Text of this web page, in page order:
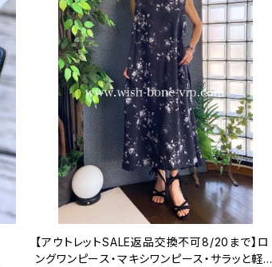
【アウトレットSALE返品交換不可8/20まで】ロ
ングワンピース・マキシワンピース・サラッと軽や